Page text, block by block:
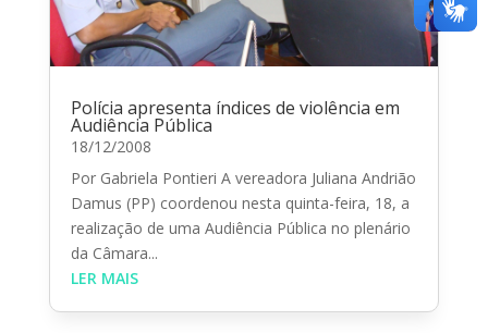
Polícia apresenta índices de violência em
Audiência Pública
18/12/2008
Por Gabriela Pontieri A vereadora Juliana Andrião
Damus (PP) coordenou nesta quinta-feira, 18, a
realização de uma Audiência Pública no plenário
da Câmara...
LER MAIS